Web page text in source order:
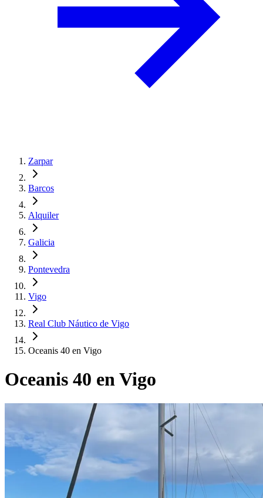
Zarpar
Barcos
Alquiler
Galicia
Pontevedra
Vigo
Real Club Náutico de Vigo
Oceanis 40 en Vigo
Oceanis 40 en Vigo